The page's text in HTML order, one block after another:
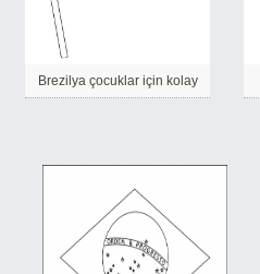
Brezilya çocuklar için kolay